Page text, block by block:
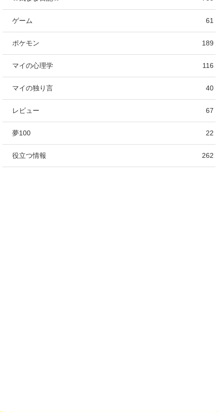
ゲーム 61
ポケモン 189
マイの心理学 116
マイの独り言 40
レビュー 67
夢100 22
役立つ情報 262